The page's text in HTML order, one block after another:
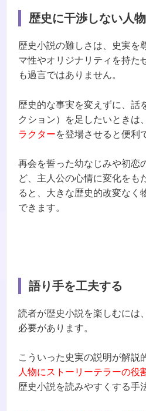
歴史に干渉しない人
歴史小説の難しさは、史実を
マ性やオリジナリティを持た
も過言ではありません。
歴史的な事実を変えずに、話
クション）を足したいときは、
ラクターを登場させると便利
再会を誓った幼なじみや初恋
ど、主人公の心情に変化をも
ると、大きな歴史的改変なく
できます。
語り手を工夫する
読者が歴史小説を楽しむには
必要があります。
こういった史実の説明が解説
人物にストーリーテラーの役
歴史小説を読みやすくする手